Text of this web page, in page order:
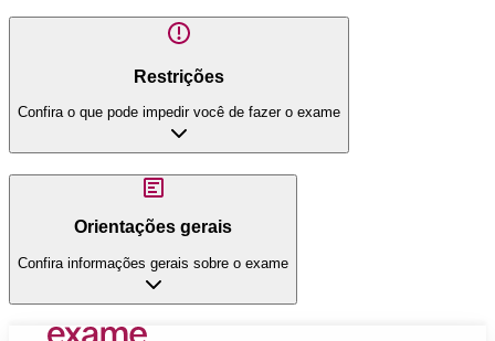
Restrições
Confira o que pode impedir você de fazer o exame
Orientações gerais
Confira informações gerais sobre o exame